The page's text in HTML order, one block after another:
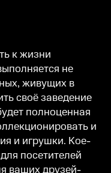
к жизни
не
живущих в
своё заведение
полноценная
и
и игрушки. Кое-
посетителей
ваших друзей-